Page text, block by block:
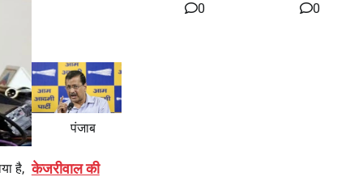
है,
0
0
पंजाब
केजरीवाल की